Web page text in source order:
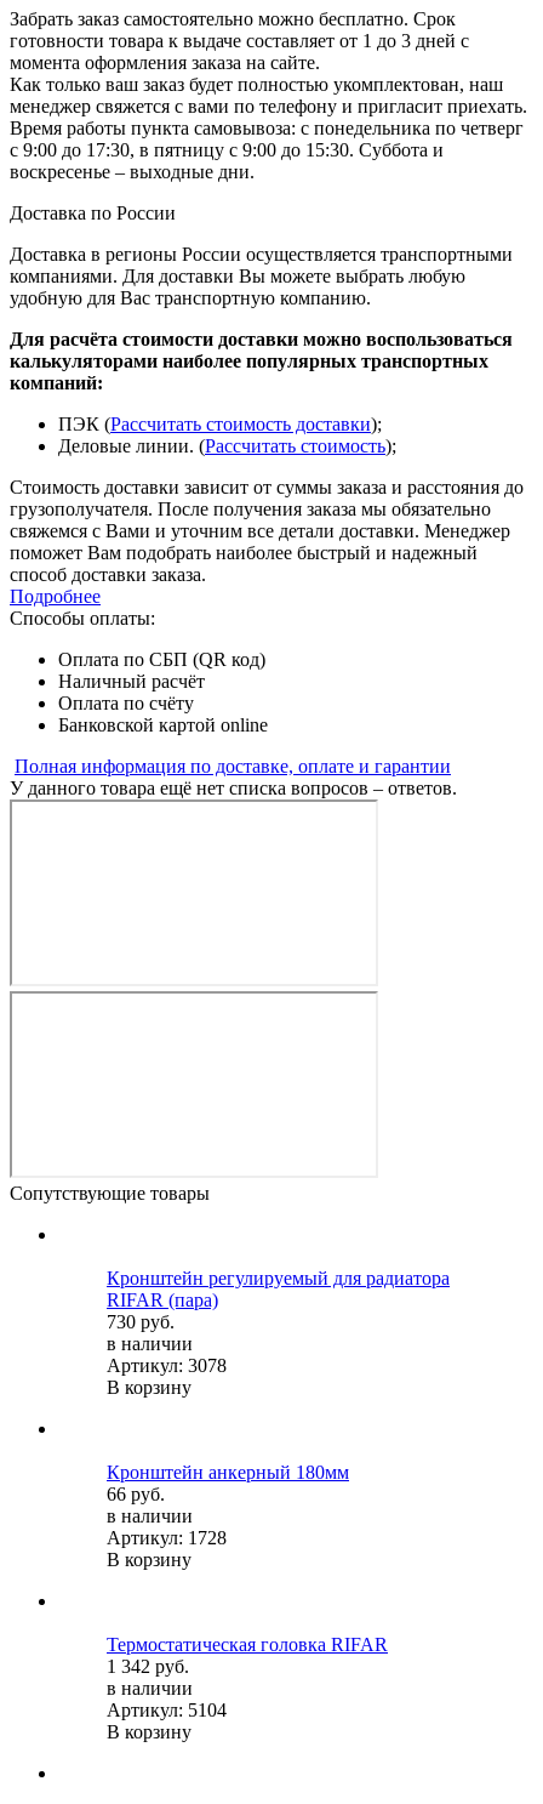
Забрать заказ самостоятельно можно бесплатно. Срок
готовности товара к выдаче составляет от 1 до 3 дней с
момента оформления заказа на сайте.
Как только ваш заказ будет полностью укомплектован, наш
менеджер свяжется с вами по телефону и пригласит приехать.
Время работы пункта самовывоза: с понедельника по четверг
с 9:00 до 17:30, в пятницу с 9:00 до 15:30. Суббота и
воскресенье – выходные дни.
Доставка по России
Доставка в регионы России осуществляется транспортными
компаниями. Для доставки Вы можете выбрать любую
удобную для Вас транспортную компанию.
Для расчёта стоимости доставки можно воспользоваться
калькуляторами наиболее популярных транспортных
компаний:
ПЭК (Рассчитать стоимость доставки);
Деловые линии. (Рассчитать стоимость);
Стоимость доставки зависит от суммы заказа и расстояния до
грузополучателя. После получения заказа мы обязательно
свяжемся с Вами и уточним все детали доставки. Менеджер
поможет Вам подобрать наиболее быстрый и надежный
способ доставки заказа.
Подробнее
Способы оплаты:
Оплата по СБП (QR код)
Наличный расчёт
Оплата по счёту
Банковской картой online
Полная информация по доставке, оплате и гарантии
У данного товара ещё нет списка вопросов – ответов.
Сопутствующие товары
Кронштейн регулируемый для радиатора
RIFAR (пара)
730 руб.
в наличии
Артикул: 3078
В корзину
Кронштейн анкерный 180мм
66 руб.
в наличии
Артикул: 1728
В корзину
Термостатическая головка RIFAR
1 342 руб.
в наличии
Артикул: 5104
В корзину